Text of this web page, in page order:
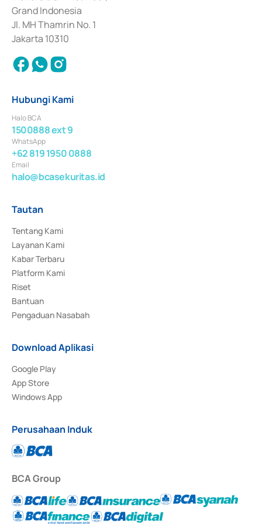
Surat Berharga Komersial yang izinnya diterbitkan pada tahun 2018.
Grand Indonesia
Jl. MH Thamrin No. 1
Jakarta 10310
Hubungi Kami
Halo BCA
1500888 ext 9
WhatsApp
+62 819 1950 0888
Email
halo@bcasekuritas.id
Tautan
Tentang Kami
Layanan Kami
Kabar Terbaru
Platform Kami
Riset
Bantuan
Pengaduan Nasabah
Download Aplikasi
Google Play
App Store
Windows App
Perusahaan Induk
BCA Group